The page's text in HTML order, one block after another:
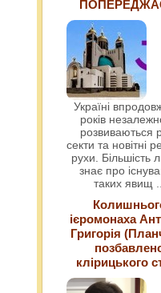
Україні
років
розвиваються
секти та новітні
рухи. Більшість
знає про
таких явищ
ієромонаха
Григорія
клірицького